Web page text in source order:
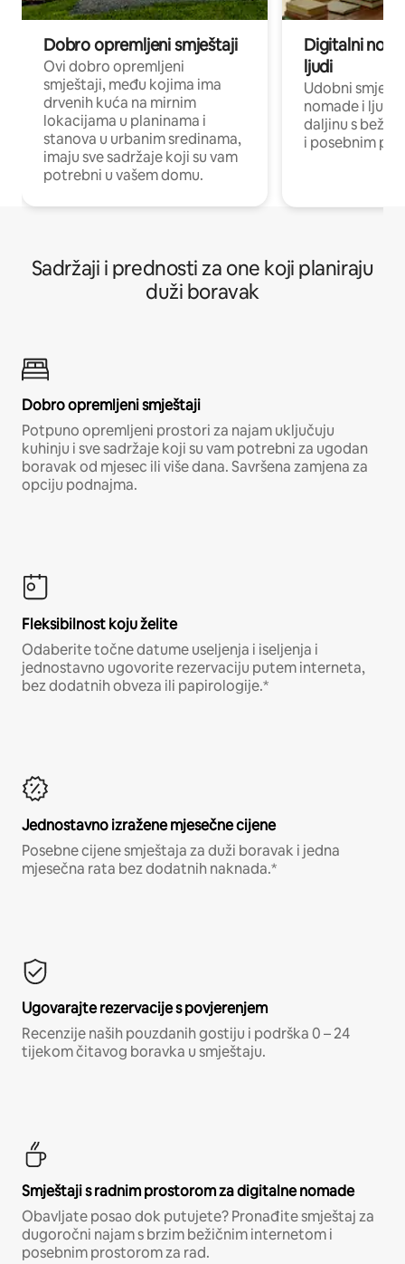
Dobro opremljeni smještaji
Ovi dobro opremljeni
smještaji, među kojima ima
drvenih kuća na mirnim
lokacijama u planinama i
stanova u urbanim sredinama,
imaju sve sadržaje koji su vam
potrebni u vašem domu.
Digitalni
ljudi
Udobni
nomade i ljude
daljinu s
i posebnim
Sadržaji i prednosti za one koji planiraju
duži boravak
Dobro opremljeni smještaji
Potpuno opremljeni prostori za najam uključuju
kuhinju i sve sadržaje koji su vam potrebni za ugodan
boravak od mjesec ili više dana. Savršena zamjena za
opciju podnajma.
Fleksibilnost koju želite
Odaberite točne datume useljenja i iseljenja i
jednostavno ugovorite rezervaciju putem interneta,
bez dodatnih obveza ili papirologije.*
Jednostavno izražene mjesečne cijene
Posebne cijene smještaja za duži boravak i jedna
mjesečna rata bez dodatnih naknada.*
Ugovarajte rezervacije s povjerenjem
Recenzije naših pouzdanih gostiju i podrška 0 – 24
tijekom čitavog boravka u smještaju.
Smještaji s radnim prostorom za digitalne nomade
Obavljate posao dok putujete? Pronađite smještaj za
dugoročni najam s brzim bežičnim internetom i
posebnim prostorom za rad.